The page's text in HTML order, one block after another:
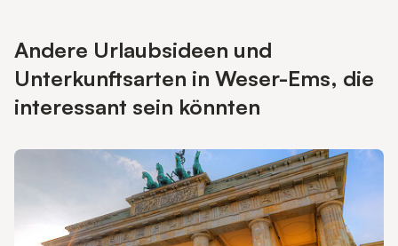
Andere Urlaubsideen und
Unterkunftsarten in Weser-Ems, die
interessant sein könnten